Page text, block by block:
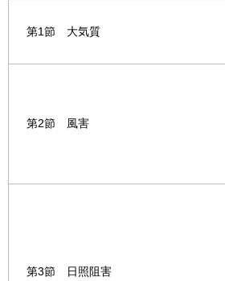
第1節 大気質
第2節 風害
第3節 日照阻害